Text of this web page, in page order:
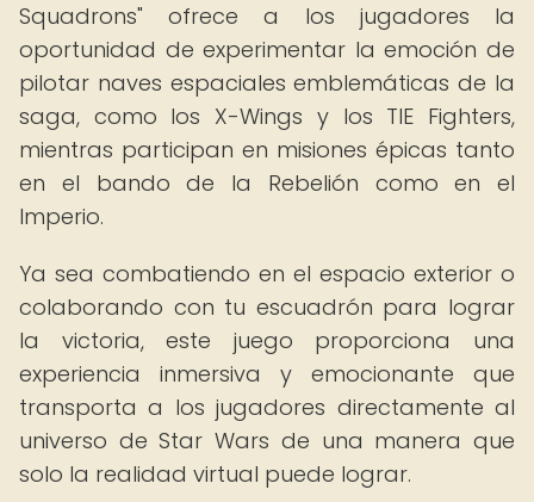
Squadrons" ofrece a los jugadores la
oportunidad de experimentar la emoción de
pilotar naves espaciales emblemáticas de la
saga, como los X-Wings y los TIE Fighters,
mientras participan en misiones épicas tanto
en el bando de la Rebelión como en el
Imperio.
Ya sea combatiendo en el espacio exterior o
colaborando con tu escuadrón para lograr
la victoria, este juego proporciona una
experiencia inmersiva y emocionante que
transporta a los jugadores directamente al
universo de Star Wars de una manera que
solo la realidad virtual puede lograr.